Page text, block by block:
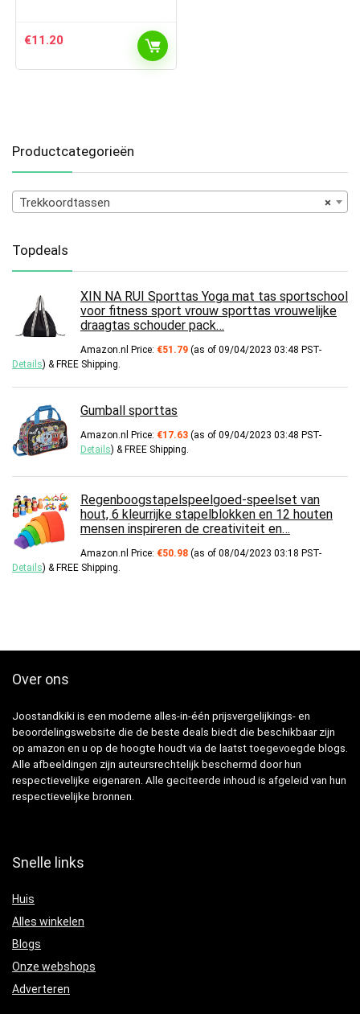
€11.20
Productcategorieën
×
Trekkoordtassen
Topdeals
XIN NA RUI Sporttas Yoga mat tas sportschool
voor fitness sport vrouw sporttas vrouwelijke
draagtas schouder pack…
Amazon.nl Price: €51.79 (as of 09/04/2023 03:48 PST-
Details) & FREE Shipping.
Gumball sporttas
Amazon.nl Price: €17.63 (as of 09/04/2023 03:48 PST-
Details) & FREE Shipping.
Regenboogstapelspeelgoed-speelset van
hout, 6 kleurrijke stapelblokken en 12 houten
mensen inspireren de creativiteit en…
Amazon.nl Price: €50.98 (as of 08/04/2023 03:18 PST-
Details) & FREE Shipping.
Over ons
Joostandkiki is een moderne alles-in-één prijsvergelijkings- en
beoordelingswebsite die de beste deals biedt die beschikbaar zijn
op amazon en u op de hoogte houdt via de laatst toegevoegde blogs.
Alle afbeeldingen zijn auteursrechtelijk beschermd door hun
respectievelijke eigenaren. Alle geciteerde inhoud is afgeleid van hun
respectievelijke bronnen.
Snelle links
Huis
Alles winkelen
Blogs
Onze webshops
Adverteren